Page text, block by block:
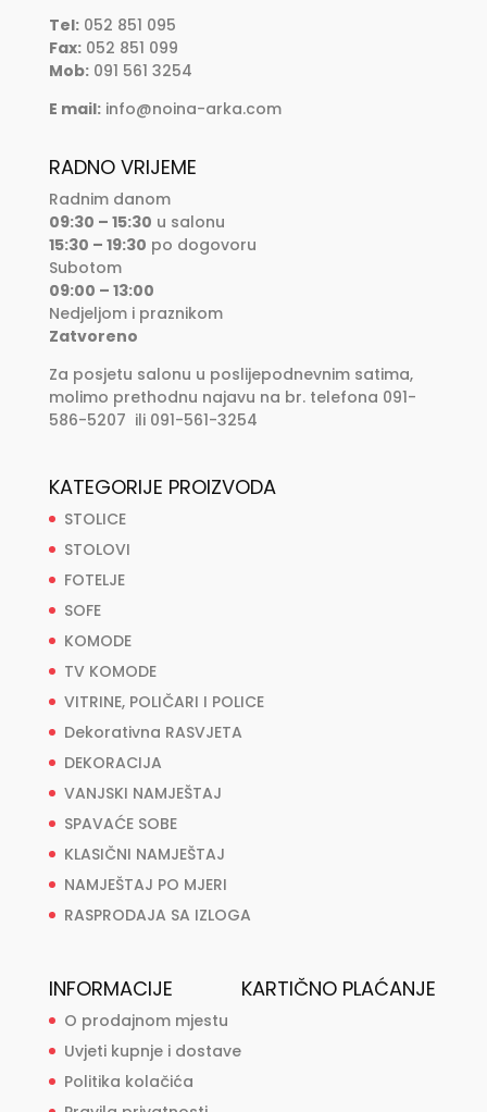
Tel:052 851 095
Fax:052 851 099
Mob:091 561 3254
E mail: info@noina-arka.com
RADNO VRIJEME
Radnim danom
09:30 – 15:30 u salonu
15:30 – 19:30 po dogovoru
Subotom
09:00 – 13:00
Nedjeljom i praznikom
Zatvoreno
Za posjetu salonu u poslijepodnevnim satima,
molimo prethodnu najavu na br. telefona 091-
586-5207 ili 091-561-3254
KATEGORIJE PROIZVODA
STOLICE
STOLOVI
FOTELJE
SOFE
KOMODE
TV KOMODE
VITRINE, POLIČARI I POLICE
Dekorativna RASVJETA
DEKORACIJA
VANJSKI NAMJEŠTAJ
SPAVAĆE SOBE
KLASIČNI NAMJEŠTAJ
NAMJEŠTAJ PO MJERI
RASPRODAJA SA IZLOGA
INFORMACIJE
O prodajnom mjestu
Uvjeti kupnje i dostave
Politika kolačića
KARTIČNO PLAĆANJE